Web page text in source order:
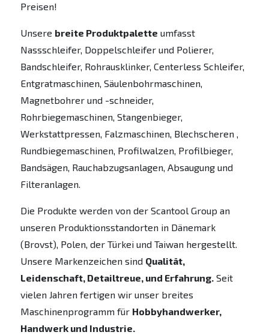
Preisen!
Unsere breite Produktpalette umfasst
Nassschleifer, Doppelschleifer und Polierer,
Bandschleifer, Rohrausklinker, Centerless Schleifer,
Entgratmaschinen, Säulenbohrmaschinen,
Magnetbohrer und -schneider,
Rohrbiegemaschinen, Stangenbieger,
Werkstattpressen, Falzmaschinen, Blechscheren ,
Rundbiegemaschinen, Profilwalzen, Profilbieger,
Bandsägen, Rauchabzugsanlagen, Absaugung und
Filteranlagen.
Die Produkte werden von der Scantool Group an
unseren Produktionsstandorten in Dänemark
(Brovst), Polen, der Türkei und Taiwan hergestellt.
Unsere Markenzeichen sind Qualität,
Leidenschaft, Detailtreue, und Erfahrung.Seit
vielen Jahren fertigen wir unser breites
Maschinenprogramm für Hobbyhandwerker,
Handwerk und Industrie.